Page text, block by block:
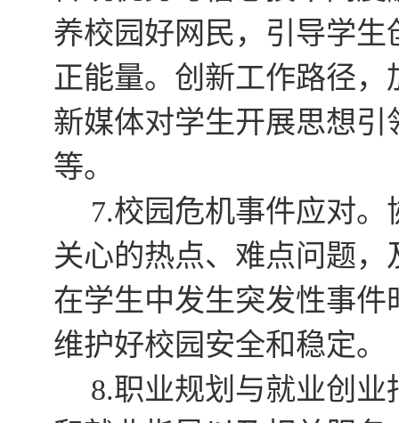
养校园好网民，引导学
正能量。创新工作路径
新媒体对学生开展思想
等。
7.校园危机事件应对
关心的热点、难点问题
在学生中发生突发性事
维护好校园安全和稳定。
8.职业规划与就业创